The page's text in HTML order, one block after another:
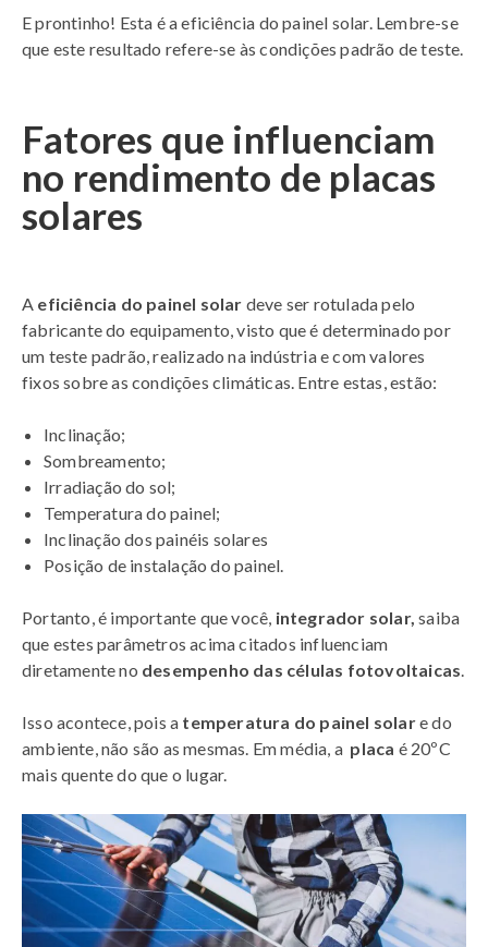
E prontinho! Esta é a eficiência do painel solar. Lembre-se
que este resultado refere-se às condições padrão de teste.
Fatores que influenciam
no rendimento de placas
solares
A eficiência do painel solar deve ser rotulada pelo
fabricante do equipamento, visto que é determinado por
um teste padrão, realizado na indústria e com valores
fixos sobre as condições climáticas. Entre estas, estão:
Inclinação;
Sombreamento;
Irradiação do sol;
Temperatura do painel;
Inclinação dos painéis solares
Posição de instalação do painel.
Portanto, é importante que você, integrador solar, saiba
que estes parâmetros acima citados influenciam
diretamente no desempenho das células fotovoltaicas.
Isso acontece, pois a temperatura do painel solare do
ambiente, não são as mesmas. Em média, a placa é 20ºC
mais quente do que o lugar.